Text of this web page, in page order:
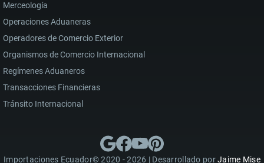
Merceología
Operaciones Aduaneras
Operadores de Comercio Exterior
Organismos de Comercio Internacional
Regímenes Aduaneros
Transacciones Financieras
Tránsito Internacional
Importaciones Ecuador© 2020 - 2026 | Desarrollado porJaime Mise